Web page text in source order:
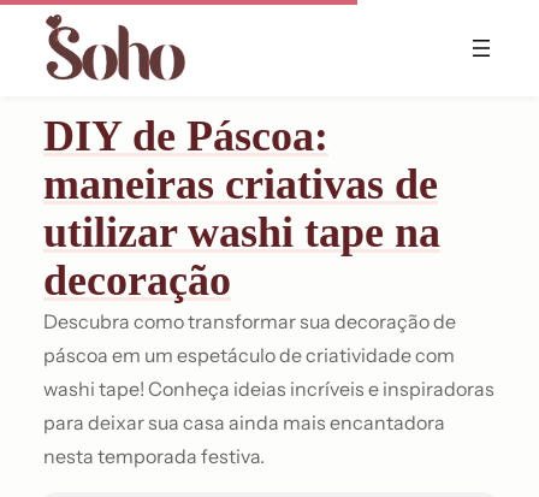
content
DIY de Páscoa:
maneiras criativas de
utilizar washi tape na
decoração
Descubra como transformar sua decoração de
páscoa em um espetáculo de criatividade com
washi tape! Conheça ideias incríveis e inspiradoras
para deixar sua casa ainda mais encantadora
nesta temporada festiva.